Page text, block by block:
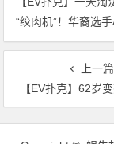
“绞肉机”！华裔选
出局！
上一篇
【EV扑克】62岁变态恶魔终受审，更多残忍细节
文